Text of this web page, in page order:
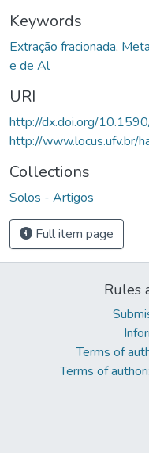
Keywords
Extração fracionada,
e de Al
URI
http://dx.doi.org/
http://
Collections
Solos - Artigos
Full item page
Rules
Terms of
Terms of